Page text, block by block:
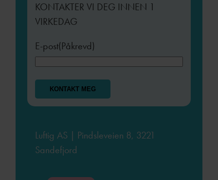
KONTAKTER VI DEG INNEN 1
VIRKEDAG
E-post(Påkrevd)
Luftig AS | Pindsleveien 8, 3221
Sandefjord